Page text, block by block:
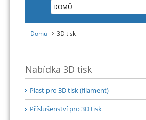
Domů 3D tisk
Nabídka 3D tisk
Plast pro 3D tisk (filament)
Příslušenství pro 3D tisk